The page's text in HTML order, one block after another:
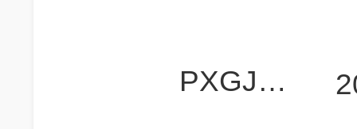
PXGJASON